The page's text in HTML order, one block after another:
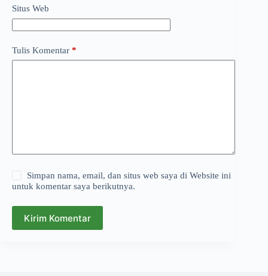
Situs Web
Tulis Komentar *
Simpan nama, email, dan situs web saya di Website ini
untuk komentar saya berikutnya.
Kirim Komentar